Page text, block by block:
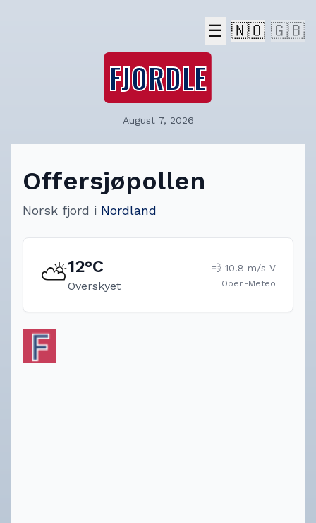
☰ 🇳🇴 🇬🇧
FJORDLE
August 7, 2026
Offersjøpollen
Norsk fjord i Nordland
⛅12°C
Overskyet
💨 10.8 m/s V
Open-Meteo